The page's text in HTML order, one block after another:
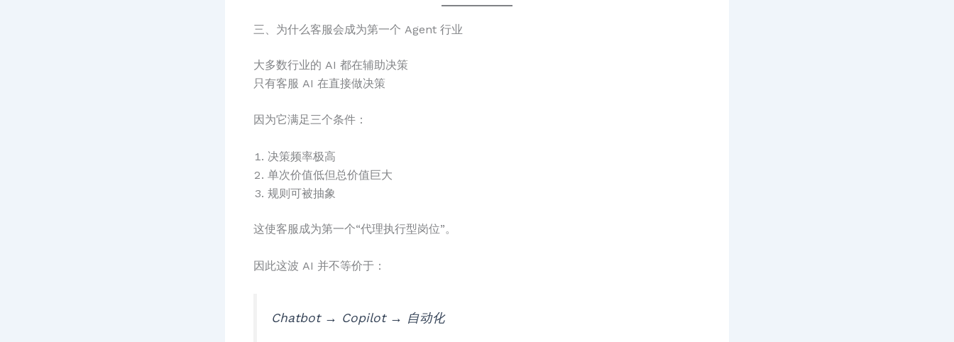
三、为什么客服会成为第一个 Agent 行业
大多数行业的 AI 都在辅助决策
只有客服 AI 在直接做决策
因为它满足三个条件：
决策频率极高
单次价值低但总价值巨大
规则可被抽象
这使客服成为第一个“代理执行型岗位”。
因此这波 AI 并不等价于：
Chatbot → Copilot → 自动化